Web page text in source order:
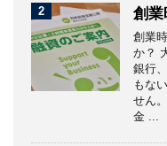
2 創業
創業
か？
銀行
もな
せん
金 ...